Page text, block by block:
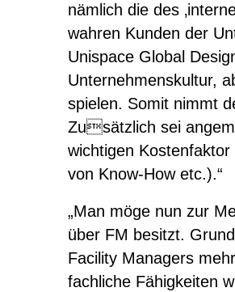
nämlich die des
wahren Kunden der
Unispace Global
Unternehmenskultur,
spielen. Somit nimmt
Zusätzlich sei
wichtigen
von Know-How etc.).“
„Man möge nun zur
über FM besitzt.
Facility Managers
fachliche Fähigkeiten